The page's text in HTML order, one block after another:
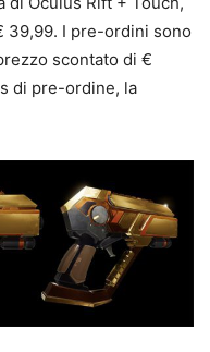
39,99. I pre-ordini sono
scontato di €
di pre-ordine, la